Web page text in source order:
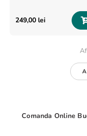
249,00 lei
Comanda Online